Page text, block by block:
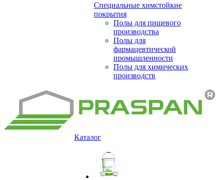
Специальные химстойкие
покрытия
Полы для пищевого
производства
Полы для
фармацевтической
промышленности
Полы для химических
производств
Каталог